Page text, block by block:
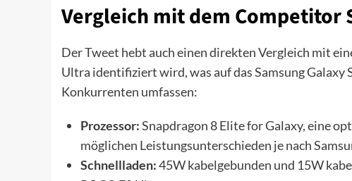
Vergleich mit dem Competitor
Der Tweet hebt auch einen direkten Vergleich mit
Ultra identifiziert wird, was auf das Samsung
Konkurrenten umfassen:
Prozessor:Snapdragon 8 Elite for Galaxy, eine
möglichen Leistungsunterschieden je nach
Schnellladen:45W kabelgebunden und 15W